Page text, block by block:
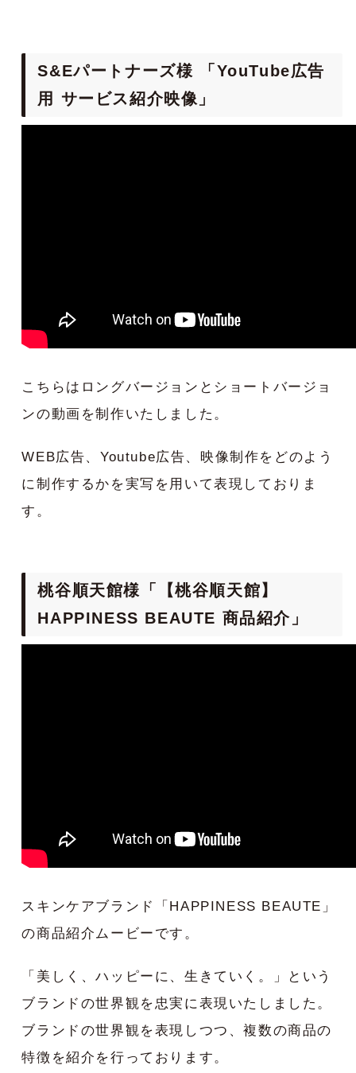
S&Eパートナーズ様 「YouTube広告
用 サービス紹介映像」
こちらはロングバージョンとショートバージョ
ンの動画を制作いたしました。
WEB広告、Youtube広告、映像制作をどのよう
に制作するかを実写を用いて表現しておりま
す。
桃谷順天館様「【桃谷順天館】
HAPPINESS BEAUTE 商品紹介」
スキンケアブランド「HAPPINESS BEAUTE」
の商品紹介ムービーです。
「美しく、ハッピーに、生きていく。」という
ブランドの世界観を忠実に表現いたしました。
ブランドの世界観を表現しつつ、複数の商品の
特徴を紹介を行っております。